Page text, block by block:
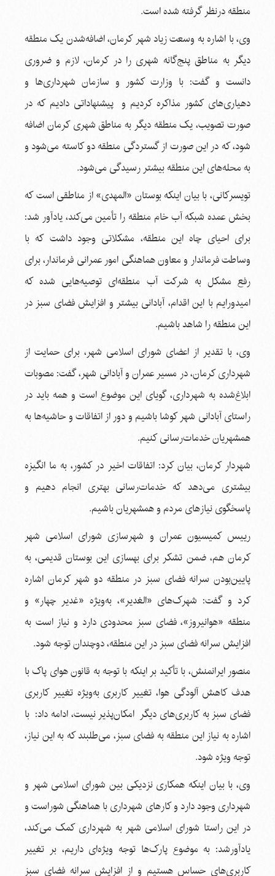
منطقه درنظر گرفته شده است.
وی، با اشاره به وسعت زیاد شهر کرمان، اضافه‌شدن یک منطقه
دیگر به مناطق پنج‌گانه شهری را در کرمان، لازم و ضروری
دانست و گفت: با وزارت کشور و سازمان شهرداری‌ها و
دهیاری‌های کشور مذاکره کردیم و پیشنهاداتی دادیم که در
صورت تصویب، یک منطقه دیگر به مناطق شهری کرمان اضافه
شود، که در این صورت از گستردگی منطقه دو کاسته می‌شود و
به محله‌های این منطقه بیشتر رسیدگی می‌شود.
تویسرکانی، با بیان اینکه بوستان «المهدی» از مناطقی است که
بخش عمده شبکه آب خام منطقه را تأمین می‌کند، یادآور شد:
برای احیای چاه این منطقه، مشکلاتی وجود داشت که با
وساطت فرماندار و معاون هماهنگی امور عمرانی فرماندار، برای
رفع مشکل به شرکت آب منطقه‌ای توصیه‌هایی شده که
امیدورایم با این اقدام، آبادانی بیشتر و افزایش فضای سبز در
این منطقه را شاهد باشیم.
وی، با تقدیر از اعضای شورای اسلامی شهر، برای حمایت از
شهرداری کرمان، در مسیر عمران و آبادانی شهر، گفت: مصوبات
ابلاغ‌شده به شهرداری، گویای این موضوع است و همه باید در
راستای آبادانی شهر کوشا باشیم و دور از اتفاقات و حاشیه‌ها به
همشهریان خدمات‌رسانی کنیم.
شهردار کرمان، بیان کرد: اتفاقات اخیر در کشور، به ما انگیزه
بیشتری می‌دهد که خدمات‌رسانی بهتری انجام دهیم و
پاسخگوی نیازهای مردم و همشهریان باشیم.
رییس کمیسیون عمران و شهرسازی شورای اسلامی شهر
کرمان هم، ضمن تشکر برای بهسازی این بوستان قدیمی، به
پایین‌بودن سرانه فضای سبز در منطقه دو شهر کرمان اشاره
کرد و گفت: شهرک‌های «الغدیر»، به‌ویژه «غدیر چهار» و
منطقه «هوانیروز»، فضای سبز محدودی دارد و نیاز است به
افزایش سرانه فضای سبز در این منطقه، دوچندان توجه شود.
منصور ایرانمنش، با تأکید بر اینکه با توجه به قانون هوای پاک با
هدف کاهش آلودگی هوا، تغییر کاربری به‌ویژه تغییر کاربری
فضای سبز به کاربری‌های دیگر امکان‌پذیر نیست، ادامه داد: با
اشاره به نیاز این منطقه به فضای سبز، می‌طلبند که به این نیاز،
توجه ویژه شود.
وی، با بیان اینکه همکاری نزدیکی بین شورای اسلامی شهر و
شهرداری وجود دارد و کارهای شهرداری با هماهنگی شوراست و
در این راستا شورای اسلامی شهر به شهرداری کمک می‌کند،
یادآورشد: به موضوع پارک‌ها توجه ویژه‌ای داریم، بر تغییر
کاربری‌های حساس هستیم و از افزایش سرانه فضای سبز